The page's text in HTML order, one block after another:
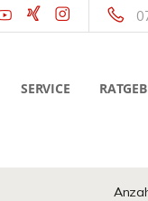
SERVICE